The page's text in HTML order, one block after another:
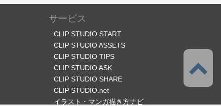
サービス
CLIP STUDIO START
CLIP STUDIO ASSETS
CLIP STUDIO TIPS
CLIP STUDIO ASK
CLIP STUDIO SHARE
CLIP STUDIO.net
イラスト・マンガ描き方ナビ